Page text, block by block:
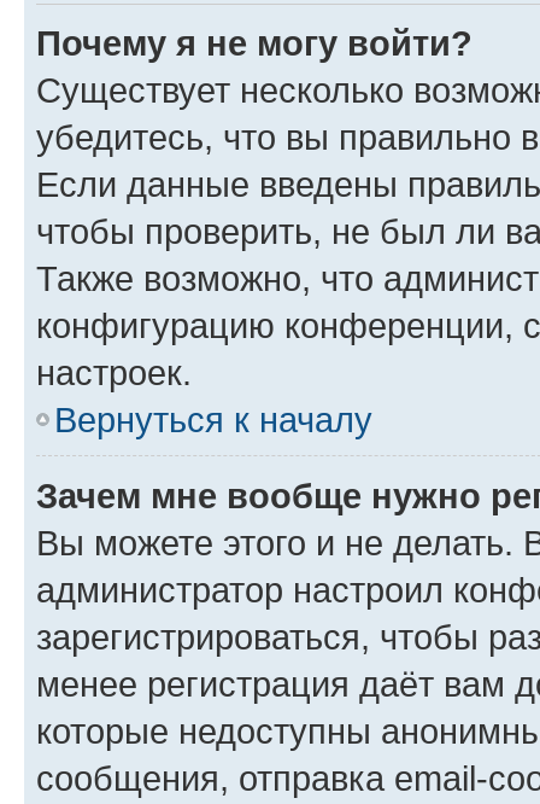
Почему я не могу войти?
Существует несколько
убедитесь, что вы правильно
Если данные введены
чтобы проверить, не был ли
Также возможно, что
конфигурацию конференции,
настроек.
Вернуться к началу
Зачем мне вообще нужно
Вы можете этого и не делать.
администратор настроил
зарегистрироваться, чтобы
менее регистрация даёт вам
которые недоступны
сообщения, отправка email-